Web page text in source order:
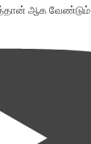
ஆக வேண்டும்